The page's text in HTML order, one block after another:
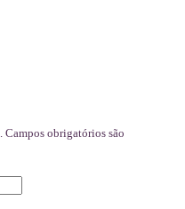
Campos obrigatórios são